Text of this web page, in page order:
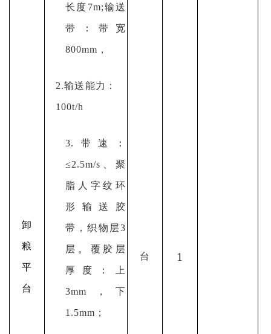
卸
粮
平
台
长度7m;输送
带：带宽
800mm，
2.输送能力：
100t/h
3.带速：
≤2.5m/s、聚
脂人字纹环
形输送胶
带，织物层3
层。覆胶层
厚度：上
3mm，下
1.5mm；
台 1